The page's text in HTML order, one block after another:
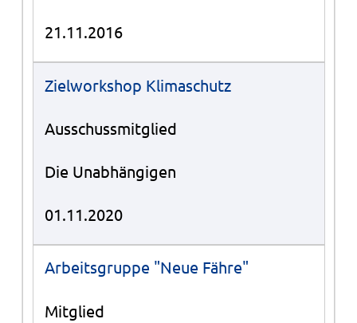
21.11.2016
Zielworkshop Klimaschutz
Ausschussmitglied
Die Unabhängigen
01.11.2020
Arbeitsgruppe "Neue Fähre"
Mitglied